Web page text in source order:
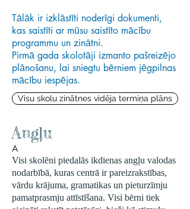
Tālāk ir izklāstīti noderīgi dokumenti,
kas saistīti ar mūsu saistīto mācību
programmu un zinātni.
Pirmā gada skolotāji izmanto pašreizējo
plānošanu, lai sniegtu bērniem jēgpilnas
mācību iespējas.
Visu skolu zinātnes vidēja termiņa plāns
Angļu
A
Visi skolēni piedalās ikdienas angļu valodas
nodarbībā, kuras centrā ir pareizrakstības,
vārdu krājuma, gramatikas un pieturzīmju
pamatprasmju attīstīšana. Visi bērni tiek